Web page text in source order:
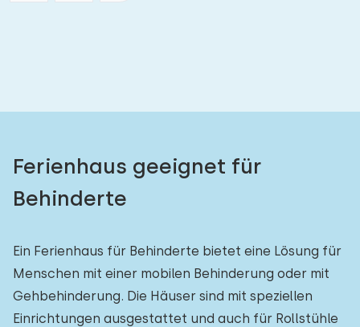
Ferienhaus geeignet für
Behinderte
Ein Ferienhaus für Behinderte bietet eine Lösung für
Menschen mit einer mobilen Behinderung oder mit
Gehbehinderung. Die Häuser sind mit speziellen
Einrichtungen ausgestattet und auch für Rollstühle